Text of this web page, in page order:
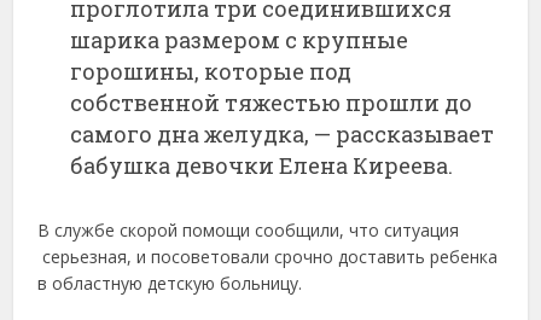
проглотила три соединившихся
шарика размером с крупные
горошины, которые под
собственной тяжестью прошли до
самого дна желудка, — рассказывает
бабушка девочки Елена Киреева.
В службе скорой помощи сообщили, что ситуация
серьезная, и посоветовали срочно доставить ребенка
в областную детскую больницу.